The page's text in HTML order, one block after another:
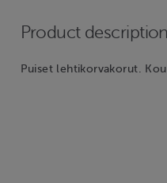
Product description
Puiset lehtikorvakorut.